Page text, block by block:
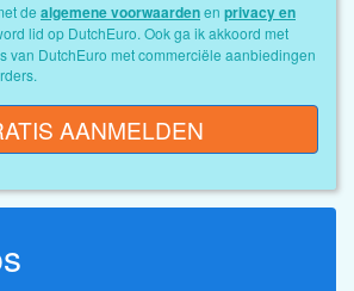
de algemene voorwaardenen privacy en
AANMELDEN